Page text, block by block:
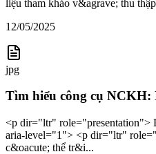
liệu tham khảo v&agrave; thu
12/05/2025
jpg
Tìm hiểu công cụ NCKH:
<p dir="ltr"
aria-level="1"> <p dir="ltr"
c&oacute; thể tr&i...